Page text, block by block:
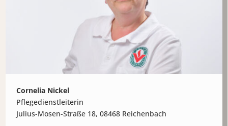
Cornelia Nickel
Pflegedienstleiterin
Julius-Mosen-Straße 18, 08468 Reichenbach